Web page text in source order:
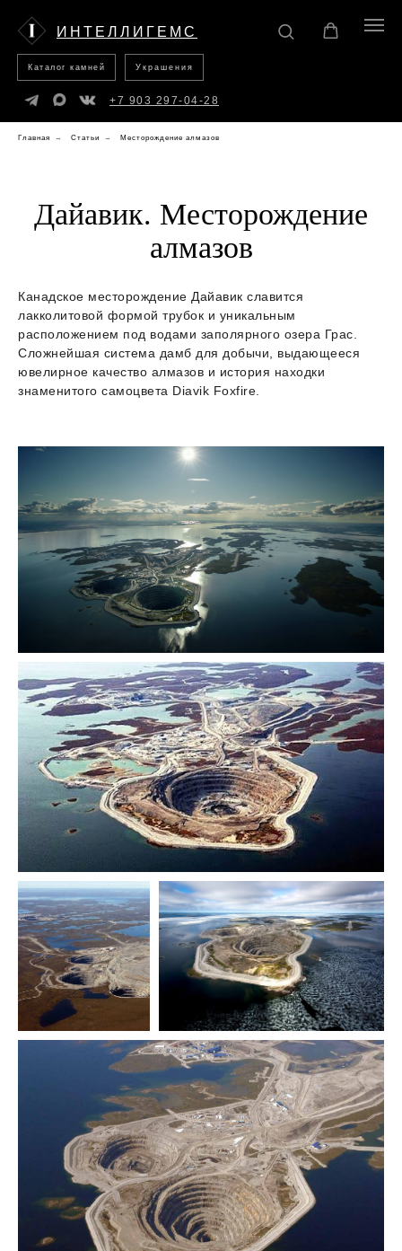
ИНТЕЛЛИГЕМС
Украшения
Каталог камней
+7 903 297-04-28
камней
Главная → Статьи → Месторождение алмазов
Дайавик. Месторождение
алмазов
Канадское месторождение Дайавик славится
лакколитовой формой трубок и уникальным
расположением под водами заполярного озера Грас.
Сложнейшая система дамб для добычи, выдающееся
ювелирное качество алмазов и история находки
знаменитого самоцвета Diavik Foxfire.